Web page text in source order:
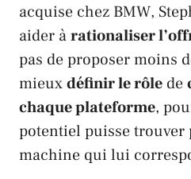
acquise chez BMW,
aider àrationaliser
pas de proposer moins
mieuxdéfinir le rôle de
chaque plateforme,
potentiel puisse
machine qui lui